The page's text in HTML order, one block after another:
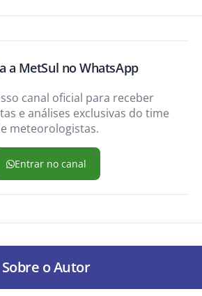
a MetSul no WhatsApp
canal oficial para receber
e análises exclusivas do time
meteorologistas.
Entrar no canal
Sobre o Autor